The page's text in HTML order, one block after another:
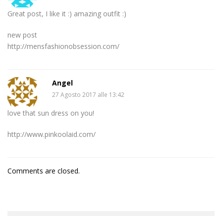
Great post, I like it :) amazing outfit :)
new post
http://mensfashionobsession.com/
Angel
27 Agosto 2017 alle 13:42
love that sun dress on you!
http://www.pinkoolaid.com/
Comments are closed.